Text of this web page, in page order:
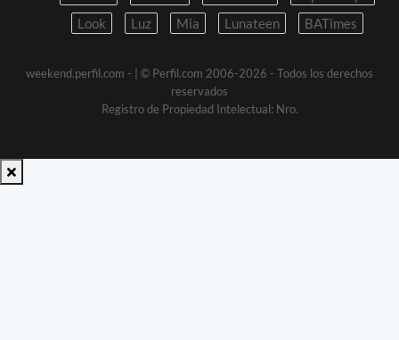
Look
Luz Mia Lunateen BATimes
weekend.perfil.com - | © Perfil.com 2006-2026 - Todos los derechos
reservados
Registro de Propiedad Intelectual: Nro.